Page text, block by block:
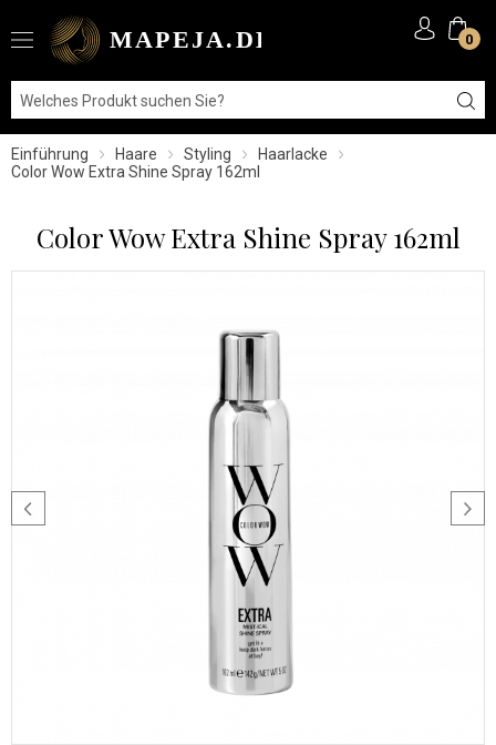
0
Einführung Haare Styling
Haarlacke
Color Wow Extra Shine Spray 162ml
Color Wow Extra Shine Spray 162ml